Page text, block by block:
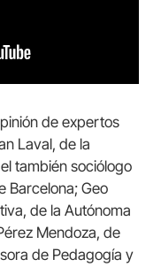
de expertos
Laval, de la
también sociólogo
Barcelona; Geo
de la Autónoma
Mendoza, de
de Pedagogía y